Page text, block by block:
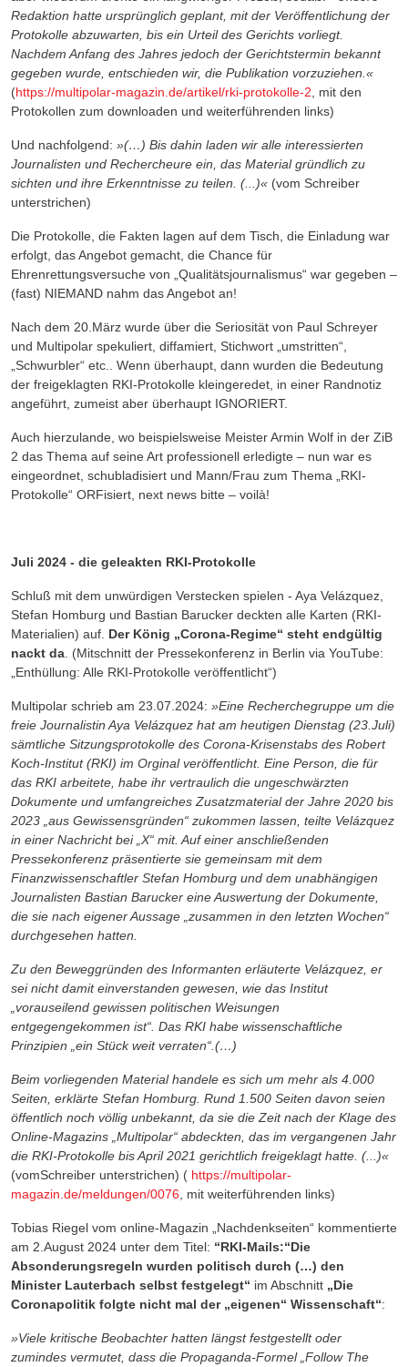
Redaktion hatte ursprünglich geplant, mit der Veröffentlichung der
Protokolle abzuwarten, bis ein Urteil des Gerichts vorliegt.
Nachdem Anfang des Jahres jedoch der Gerichtstermin bekannt
gegeben wurde, entschieden wir, die Publikation vorzuziehen.«
(https://multipolar-magazin.de/artikel/rki-protokolle-2 , mit den
Protokollen zum downloaden und weiterführenden links)
Und nachfolgend: »(…) Bis dahin laden wir alle interessierten
Journalisten und Rechercheure ein, das Material gründlich zu
sichten und ihre Erkenntnisse zu teilen. (...)« (vom Schreiber
unterstrichen)
Die Protokolle, die Fakten lagen auf dem Tisch, die Einladung war
erfolgt, das Angebot gemacht, die Chance für
Ehrenrettungsversuche von „Qualitätsjournalismus“ war gegeben –
(fast) NIEMAND nahm das Angebot an!
Nach dem 20.März wurde über die Seriosität von Paul Schreyer
und Multipolar spekuliert, diffamiert, Stichwort „umstritten“,
„Schwurbler“ etc.. Wenn überhaupt, dann wurden die Bedeutung
der freigeklagten RKI-Protokolle kleingeredet, in einer Randnotiz
angeführt, zumeist aber überhaupt IGNORIERT.
Auch hierzulande, wo beispielsweise Meister Armin Wolf in der ZiB
2 das Thema auf seine Art professionell erledigte – nun war es
eingeordnet, schubladisiert und Mann/Frau zum Thema „RKI-
Protokolle“ ORFisiert, next news bitte – voilà!
Juli 2024 - die geleakten RKI-Protokolle
Schluß mit dem unwürdigen Verstecken spielen - Aya Velázquez,
Stefan Homburg und Bastian Barucker deckten alle Karten (RKI-
Materialien) auf. Der König „Corona-Regime“ steht endgültig
nackt da . (Mitschnitt der Pressekonferenz in Berlin via YouTube:
„Enthüllung: Alle RKI-Protokolle veröffentlicht“)
Multipolar schrieb am 23.07.2024: »Eine Recherchegruppe um die
freie Journalistin Aya Velázquez hat am heutigen Dienstag (23.Juli)
sämtliche Sitzungsprotokolle des Corona-Krisenstabs des Robert
Koch-Institut (RKI) im Orginal veröffentlicht. Eine Person, die für
das RKI arbeitete, habe ihr vertraulich die ungeschwärzten
Dokumente und umfangreiches Zusatzmaterial der Jahre 2020 bis
2023 „aus Gewissensgründen“ zukommen lassen, teilte Velázquez
in einer Nachricht bei „X“ mit. Auf einer anschließenden
Pressekonferenz präsentierte sie gemeinsam mit dem
Finanzwissenschaftler Stefan Homburg und dem unabhängigen
Journalisten Bastian Barucker eine Auswertung der Dokumente,
die sie nach eigener Aussage „zusammen in den letzten Wochen“
durchgesehen hatten.
Zu den Beweggründen des Informanten erläuterte Velázquez, er
sei nicht damit einverstanden gewesen, wie das Institut
„vorauseilend gewissen politischen Weisungen
entgegengekommen ist“. Das RKI habe wissenschaftliche
Prinzipien „ein Stück weit verraten“.(…)
Beim vorliegenden Material handele es sich um mehr als 4.000
Seiten, erklärte Stefan Homburg. Rund 1.500 Seiten davon seien
öffentlich noch völlig unbekannt, da sie die Zeit nach der Klage des
Online-Magazins „Multipolar“ abdeckten, das im vergangenen Jahr
die RKI-Protokolle bis April 2021 gerichtlich freigeklagt hatte. (...)«
(vomSchreiber unterstrichen) ( https://multipolar-
magazin.de/meldungen/0076 , mit weiterführenden links)
Tobias Riegel vom online-Magazin „Nachdenkseiten“ kommentierte
am 2.August 2024 unter dem Titel: “RKI-Mails:“Die
Absonderungsregeln wurden politisch durch (…) den
Minister Lauterbach selbst festgelegt“ im Abschnitt „Die
Coronapolitik folgte nicht mal der „eigenen“ Wissenschaft“:
»Viele kritische Beobachter hatten längst festgestellt oder
zumindes vermutet, dass die Propaganda-Formel „Follow The